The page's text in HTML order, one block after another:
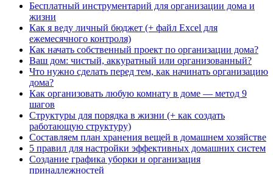
Бесплатный инструментарий для организации дома и
жизни
Как я веду личный бюджет (+ файл Excel для
ежемесячного контроля)
Как начать собственный проект по организации дома?
Ваш дом: чистый, аккуратный или организованный?
Что нужно сделать перед тем, как начинать организацию
дома?
Как организовать любую комнату в доме — метод 9
шагов
Структуры для порядка в жизни (+ как создать
работающую структуру)
Составляем план хранения вещей в домашнем хозяйстве
5 правил для настройки эффективных домашних систем
Создание графика уборки и организация
принадлежностей